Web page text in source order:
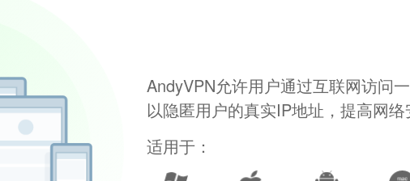
AndyVPN允许用户通过互联网访问
以隐匿用户的真实IP地址，提高网络
适用于：